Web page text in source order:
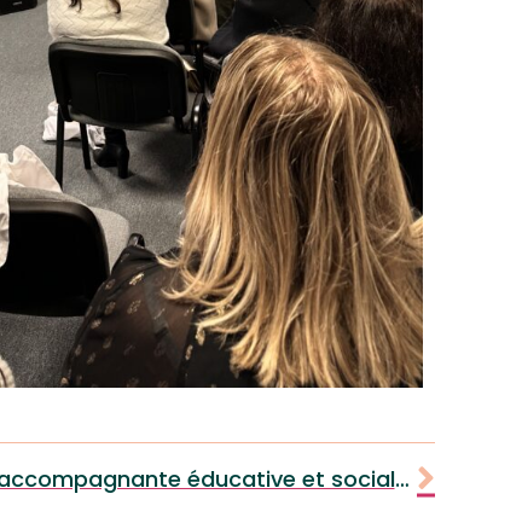
Témoignage de Christine, accompagnante éducative et sociale artaban